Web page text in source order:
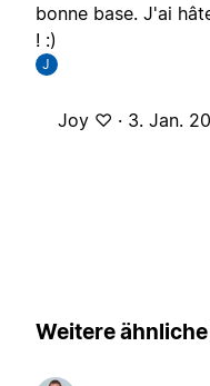
bonne base. J'ai
! :)
J
Joy ♡ · 3. Jan.
Weitere